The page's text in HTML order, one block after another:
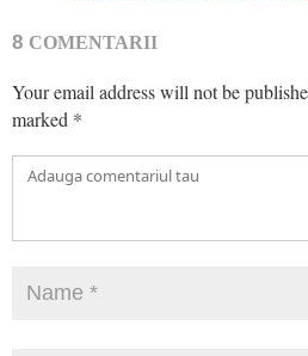
8 COMENTARII
Your email address will not be
marked *